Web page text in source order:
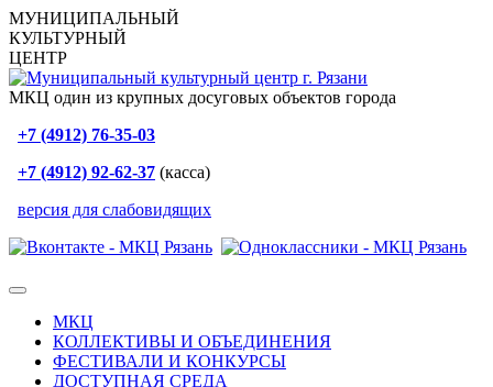
МУНИЦИПАЛЬНЫЙ
КУЛЬТУРНЫЙ
ЦЕНТР
МКЦ один из крупных досуговых объектов города
+7 (4912) 76-35-03
+7 (4912) 92-62-37 (касса)
версия для слабовидящих
МКЦ
КОЛЛЕКТИВЫ И ОБЪЕДИНЕНИЯ
ФЕСТИВАЛИ И КОНКУРСЫ
ДОСТУПНАЯ СРЕДА